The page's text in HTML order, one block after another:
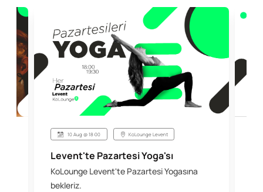
10 Aug @ 18:00 KoLounge Levent
Levent'te Pazartesi Yoga'sı
KoLounge Levent'te Pazartesi Yogasına
bekleriz.